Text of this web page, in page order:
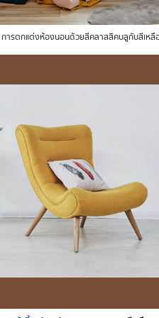
ารตกแต่งห้องนอนด้วยสีคลาสสิคบลูกับสีเหลื